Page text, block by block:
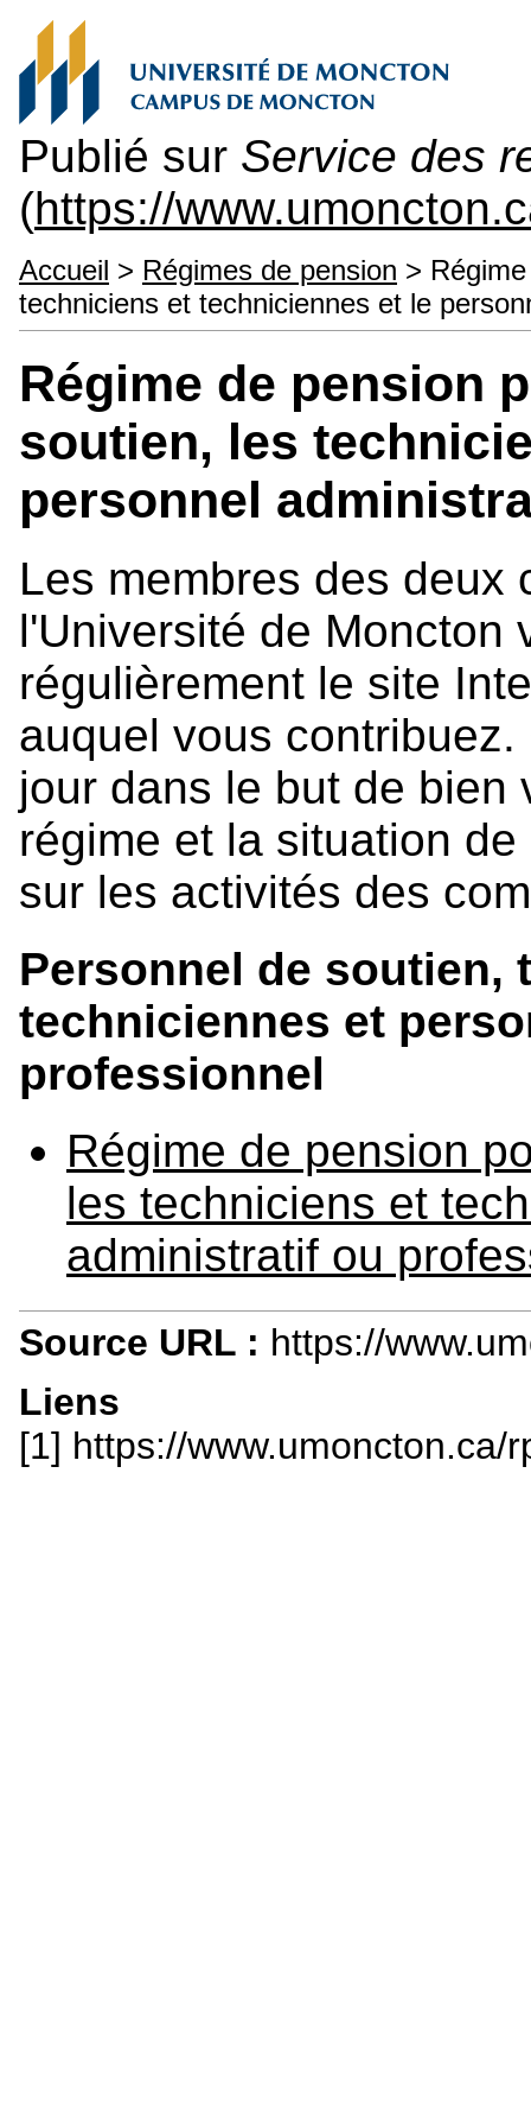
Publié sur Service des
(https://
Accueil > Régimes de pension >
techniciens et techniciennes et le
Régime de pension
soutien, les
personnel
Les membres des deux
l'Université de Moncton
régulièrement le site
auquel vous
jour dans le but de bien
régime et la situation
sur les activités des
Personnel de soutien,
techniciennes et
professionnel
Régime de pension
les techniciens et
administratif ou
Source URL : https://
Liens
[1] https://www.umoncton.ca/